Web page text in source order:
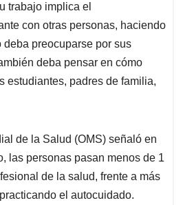
d
s
trabajo implica el
con otras personas, haciendo
preocuparse por sus
deba pensar en cómo
estudiantes, padres de familia,
de la Salud (OMS) señaló en
las personas pasan menos de 1
de la salud, frente a más
el autocuidado.